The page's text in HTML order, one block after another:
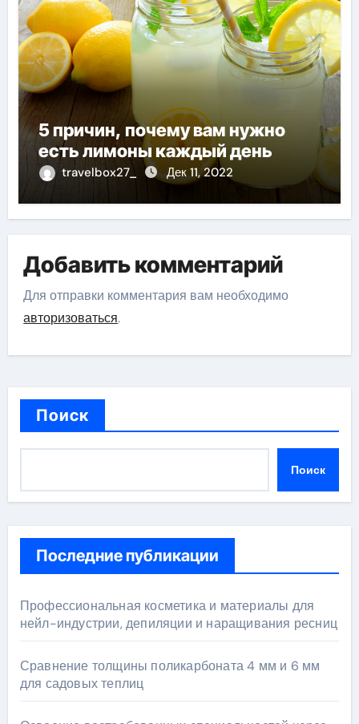
5 причин, почему вам нужно
есть лимоны каждый день
travelbox27_ Дек 11, 2022
Добавить комментарий
Для отправки комментария вам необходимо
авторизоваться.
Поиск
Поиск
Последние публикации
Профессиональная косметика и материалы для
нейл-индустрии, депиляции и наращивания ресниц
Сравнение толщины поликарбоната 4 мм и 6 мм
для садовых теплиц